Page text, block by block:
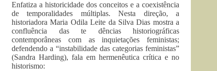
Enfatiza a historicidade dos conceitos e a coexistência
de temporalidades múltiplas. Nesta direção, a
historiadora Maria Odila Leite da Silva Dias mostra a
confluência das te dências historiográficas
contemporâneas com as inquietações feministas;
defendendo a “instabilidade das categorias feministas”
(Sandra Harding), fala em hermenêutica crítica e no
historismo: